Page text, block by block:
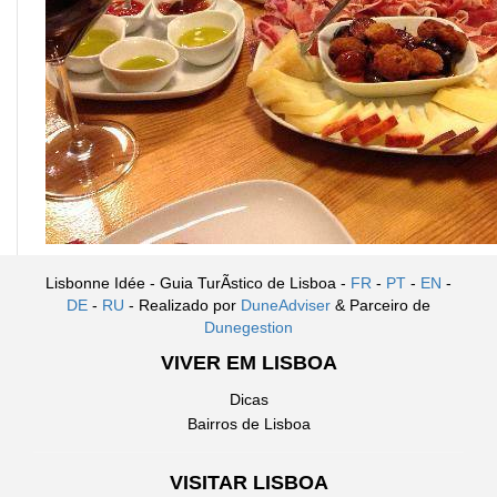
Lisbonne Idée - Guia TurÃ­stico de Lisboa - FR - PT - EN -
DE - RU - Realizado por DuneAdviser & Parceiro de
Dunegestion
VIVER EM LISBOA
Dicas
Bairros de Lisboa
VISITAR LISBOA